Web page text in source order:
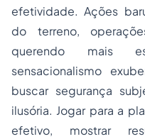
efetividade. Ações
do terreno,
querendo mais
sensacionalismo
buscar segurança
ilusória. Jogar para a
efetivo, mostrar